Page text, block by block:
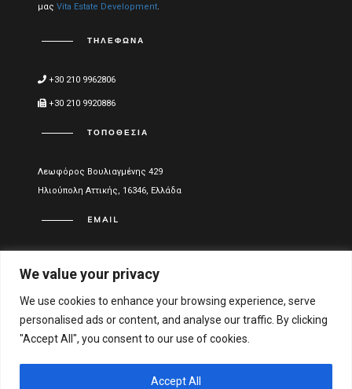
We value your privacy
We use cookies to enhance your browsing experience, serve
personalised ads or content, and analyse our traffic. By clicking
"Accept All", you consent to our use of cookies.
Accept All
μας Vita Estate Development.
ΤΗΛΈΦΩΝΑ
+30 210 9962806
+30 210 9920886
ΤΟΠΟΘΕΣΊΑ
Λεωφόρος Βουλιαγμένης 429
Ηλιούπολη Αττικής, 16346, Ελλάδα
EMAIL
Όροι Χρήσης